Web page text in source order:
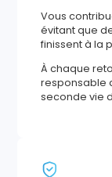
Vous
évitant que
finissent à la
À chaque
responsable
seconde vie